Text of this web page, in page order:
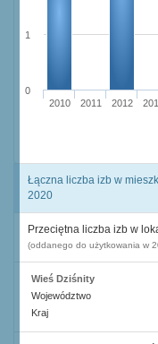
2010 2011 2012
0
1
Łączna liczba izb w
2020
Przeciętna liczba izb w
(oddanego do użytkowania w
Wieś Dziśnity
Województwo
Kraj